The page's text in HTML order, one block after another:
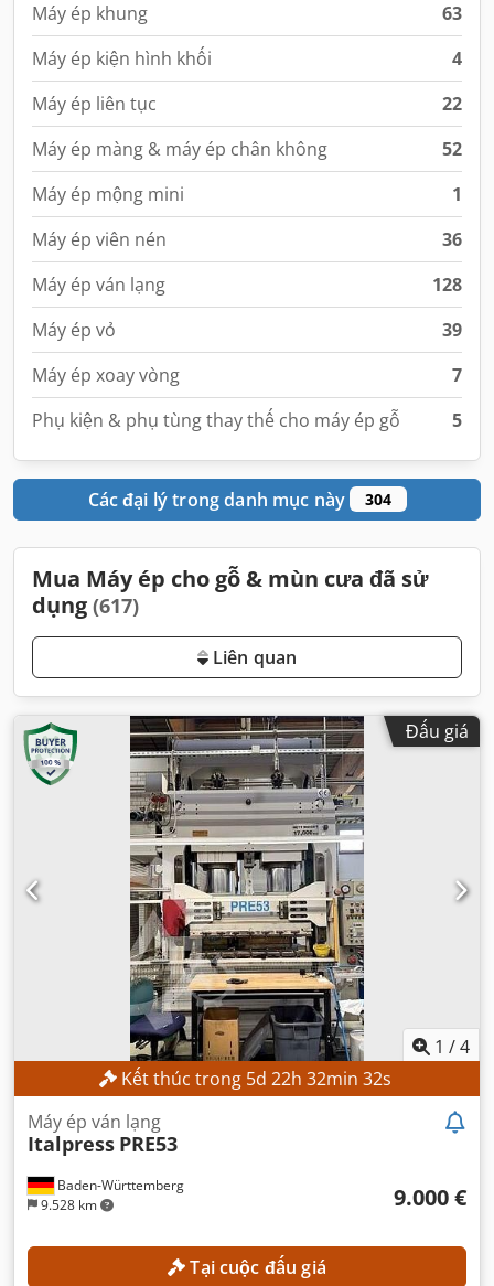
Máy ép khung
63
Máy ép kiện hình khối
4
Máy ép liên tục
22
Máy ép màng & máy ép chân không
52
Máy ép mộng mini
1
Máy ép viên nén
36
Máy ép ván lạng
128
Máy ép vỏ
39
Máy ép xoay vòng
7
Phụ kiện & phụ tùng thay thế cho máy ép gỗ
5
Các đại lý trong danh mục này 304
Mua Máy ép cho gỗ & mùn cưa đã sử
dụng (617)
Liên quan
Đấu giá
1 /4
Kết thúc trong 5d 22h 32min 31s
Baden-Württemberg
9.528 km
Máy ép ván lạng
Italpress PRE53
9.000 €
Tại cuộc đấu giá